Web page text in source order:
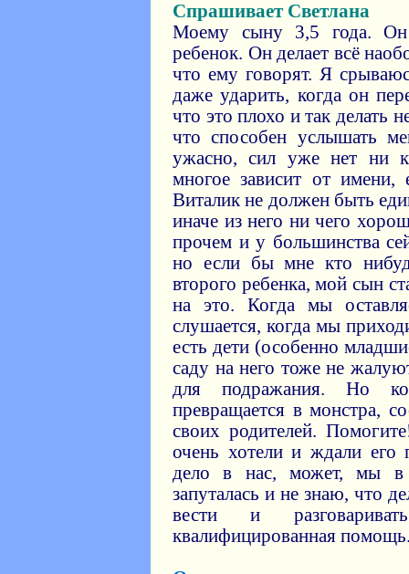
Спрашивает Светлана
Моему сыну 3,5 года. Он
ребенок. Он делает всё
что ему говорят. Я
даже ударить, когда он
что это плохо и так делать
что способен услышать
ужасно, сил уже нет ни
многое зависит от имени,
Виталик не должен быть
иначе из него ни чего
прочем и у большинства
но если бы мне кто
второго ребенка, мой сын
на это. Когда мы
слушается, когда мы
есть дети (особенно
саду на него тоже не
для подражания. Но
превращается в монстра,
своих родителей.
очень хотели и ждали его
дело в нас, может, мы
запуталась и не знаю, что
вести и
квалифицированная